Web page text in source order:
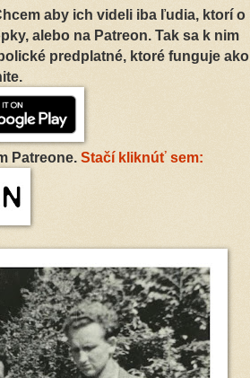
aby ich videli iba ľudia, ktorí o
alebo na Patreon. Tak sa k nim
predplatné, ktoré funguje ako
Patreone. Stačí kliknúť sem: